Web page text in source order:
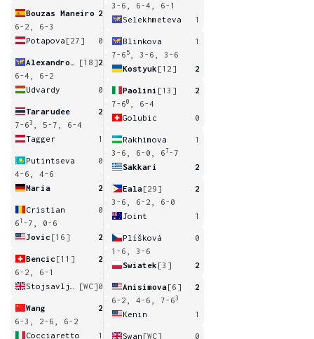
Bouzas Maneiro 2
6-2, 6-3
Potapova [27] 0
[18]2
6-4, 6-2
Udvardy
0
Tararudee
2
7-63
, 5-7, 6-4
Tagger
1
Putintseva
0
4-6, 4-6
Maria
2
Cristian
0
6 1 -7, 0-6
Jovic [16] 2
Bencic [11]
2
6-2, 6-1
[WC]0
Wang
2
6-3, 2-6, 6-2
Cocciaretto
1
3-6, 6-4, 6-1
Selekhmeteva
1
Blinkova
1
7-6 5
, 3-6, 3-6
Kostyuk [12] 2
Paolini [13]
2
7-60
, 6-4
Golubic
0
Rakhimova
1
3-6, 6-0, 67-7
Sakkari
2
Eala[29]
2
3-6, 6-2, 6-0
Joint
1
Plíšková
0
1-6, 3-6
Swiatek [3] 2
Anisimova[6]
2
6-2, 4-6, 7-63
Kenin 1
Swan [WC]
0